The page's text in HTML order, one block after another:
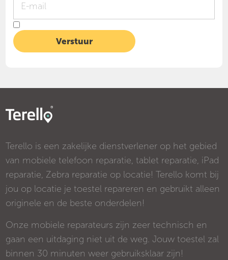
Terello is een zakelijke dienstverlener op het gebied
van mobiele telefoon reparatie, tablet reparatie, iPad
reparatie, Zebra reparatie op locatie! Terello komt bij
jou op locatie je toestel repareren en gebruikt alleen
originele en de beste onderdelen!
Onze mobiele reparateurs zijn zeer technisch en
gaan een uitdaging niet uit de weg. Jouw toestel zal
binnen 30 minuten weer gebruiksklaar zijn!